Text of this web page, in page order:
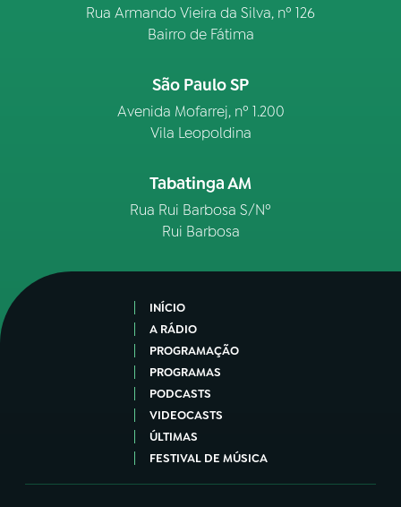
Rua Armando Vieira da Silva, nº 126
Bairro de Fátima
São Paulo SP
Avenida Mofarrej, nº 1.200
Vila Leopoldina
Tabatinga AM
Rua Rui Barbosa S/Nº
Rui Barbosa
INÍCIO
A RÁDIO
PROGRAMAÇÃO
PROGRAMAS
PODCASTS
VIDEOCASTS
ÚLTIMAS
FESTIVAL DE MÚSICA